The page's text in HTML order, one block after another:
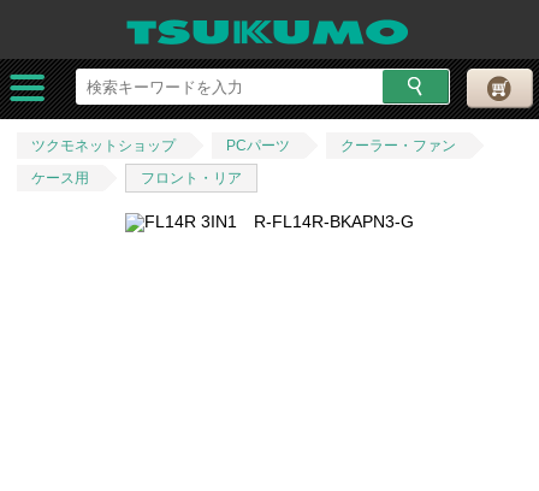
ツクモネットショップ PCパーツ
クーラー・ファン
ケース用
フロント・リア